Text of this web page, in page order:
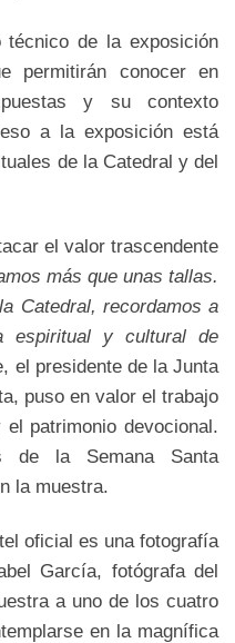
técnico de la exposición
permitirán conocer en
y su contexto
a la exposición está
de la Catedral y del
el valor trascendente
más que unas tallas.
Catedral, recordamos a
espiritual y cultural de
el presidente de la Junta
puso en valor el trabajo
patrimonio devocional.
de la Semana Santa
la muestra.
oficial es una fotografía
García, fotógrafa del
a uno de los cuatro
en la magnífica